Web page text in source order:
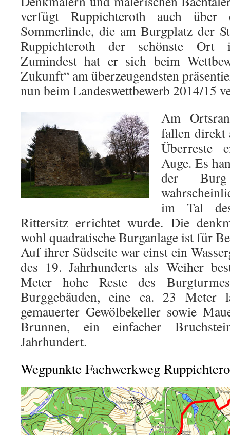
verfügt Ruppichteroth auch über
Sommerlinde, die am Burgplatz der
Ruppichteroth der schönste Ort
Zumindest hat er sich beim
Zukunft“ am überzeugendsten
nun beim Landeswettbewerb 2014/15
Am
fallen direkt
Überreste
Auge. Es
der
im Tal
Rittersitz errichtet wurde. Die
wohl quadratische Burganlage ist für
Auf ihrer Südseite war einst ein
des 19. Jahrhunderts als Weiher
Meter hohe Reste des
Burggebäuden, eine ca. 23 Meter
gemauerter Gewölbekeller sowie
Brunnen, ein einfacher
Jahrhundert.
Wegpunkte Fachwerkweg